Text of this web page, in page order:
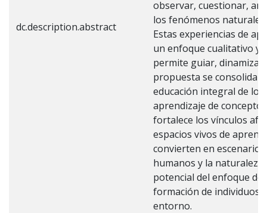
dc.description.abstract
observar, cuestionar,
los fenómenos
Estas experiencias de
un enfoque cualitativo y
permite guiar, dinamizar
propuesta se consolida
educación integral de
aprendizaje de
fortalece los vínculos
espacios vivos de
convierten en
humanos y la
potencial del enfoque
formación de individuos
entorno.